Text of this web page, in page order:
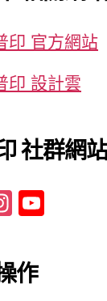
印 官方網站
印 設計雲
社群網站
In
st
a
gr
作